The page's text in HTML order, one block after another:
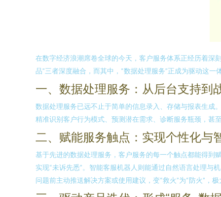
在数字经济浪潮席卷全球的今天，客户服务体系正经历着深
品”三者深度融合，而其中，“数据处理服务”正成为驱动这
一、数据处理服务：从后台支持到
数据处理服务已远不止于简单的信息录入、存储与报表生成
精准识别客户行为模式、预测潜在需求、诊断服务瓶颈，甚
二、赋能服务触点：实现个性化与
基于先进的数据处理服务，客户服务的每一个触点都能得到
实现“未诉先悉”。智能客服机器人则能通过自然语言处理
问题前主动推送解决方案或使用建议，变“救火”为“防火”，